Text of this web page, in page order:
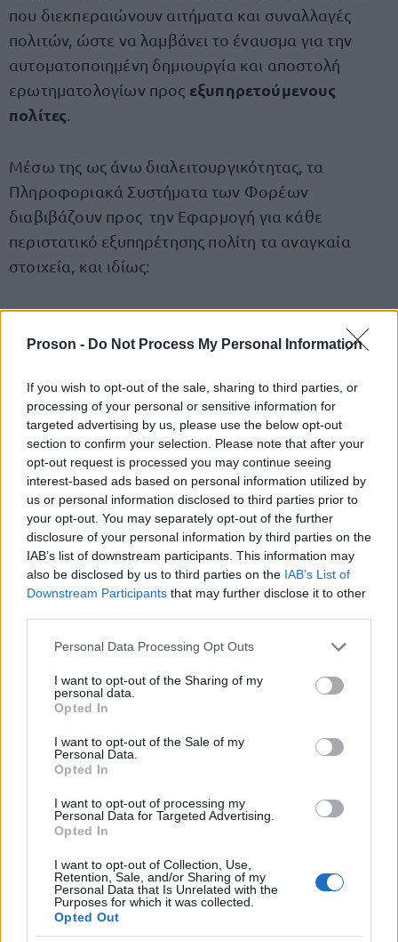
Proson - Do Not Process My Personal Information
If you wish to opt-out of the sale, sharing to third parties, or
processing of your personal or sensitive information for
targeted advertising by us, please use the below opt-out
section to confirm your selection. Please note that after your
opt-out request is processed you may continue seeing
interest-based ads based on personal information utilized by
us or personal information disclosed to third parties prior to
your opt-out. You may separately opt-out of the further
disclosure of your personal information by third parties on the
IAB’s list of downstream participants. This information may
also be disclosed by us to third parties on the IAB’s List of
Downstream Participants that may further disclose it to other
Please note that this website/app uses one or more Google
not limited to your visit or usage behaviour. You may click to
grant or deny consent to Google and its third-party tags to
use your data for below specified purposes in below Google
consent section.
Personal Data Processing Opt Outs
I want to opt-out of the Sharing of my
personal data.
Opted In
I want to opt-out of the Sale of my
Personal Data.
Opted In
I want to opt-out of processing my
Personal Data for Targeted Advertising.
Opted In
I want to opt-out of Collection, Use,
Retention, Sale, and/or Sharing of my
Personal Data that Is Unrelated with the
Purposes for which it was collected.
Opted Out
που διεκπεραιώνουν αιτήματα και συναλλαγές
πολιτών, ώστε να λαμβάνει το έναυσμα για την
αυτοματοποιημένη δημιουργία και αποστολή
ερωτηματολογίων προς εξυπηρετούμενους
πολίτες
Μέσω της ως άνω διαλειτουργικότητας, τα
Πληροφοριακά Συστήματα των Φορέων
διαβιβάζουν προς την Εφαρμογή για κάθε
περιστατικό εξυπηρέτησης πολίτη τα αναγκαία
στοιχεία, και ιδίως:
ταστοιχείατου Φορέα και του σημείου
εξυπηρέτησης,
τον κωδικότης παρασχεθείσας υπηρεσίας,
τηνημερομηνίακαι ώρα εξυπηρέτησης,
ένα από τα ακόλουθαστοιχεία ταυτοποίησης
του πολίτη για την αποστολή σχετικού
ερωτηματολογίου: Αριθμό Φορολογικού
Μητρώου (ΑΦΜ), Αριθμό Μητρώου Κοινωνικής
Ασφάλισης (ΑΜΚΑ), Αριθμό Δελτίου
Ταυτότητας (ΑΔΤ).
Η διασύνδεση υλοποιείται μέσω τυποποιημένων
διεπαφών ( ΑPIs
) ή άλλων κατάλληλων
μηχανισμών διαλειτουργικότητας, είτε απευθείας
Υπουργείου Ψηφιακής Διακυβέρνησης.
Η Εφαρμογή, για κάθε έγκυρο αίτημα που λαμβάνει
σύμφωνα με τα ως άνω οριζόμενα και σύμφωνα
ρυθμίσεις διαλειτουργικότητας, δύναται να καλεί
τις διαδικτυακές υπηρεσίες (web services) του
Κέντρου Διαλειτουργικότητας και ειδικά την